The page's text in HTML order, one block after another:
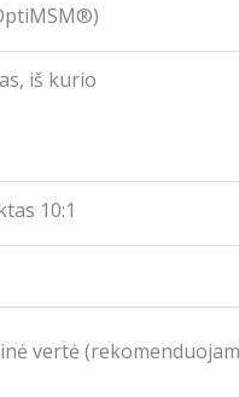
iš kurio
10:1
vertė